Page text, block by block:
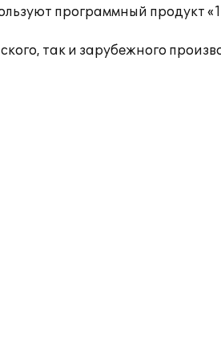
программный продукт
так и зарубежного